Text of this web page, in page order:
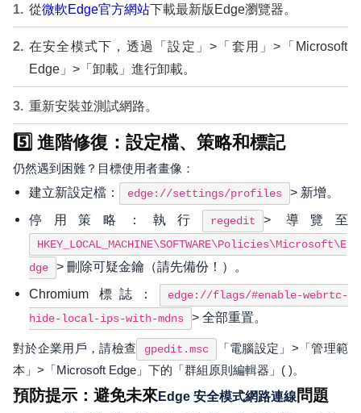
從微軟Edge官方網站下載最新版Edge瀏覽器。
在安全模式下，透過「設定」>「套用」>「Microsoft
Edge」>「卸載」進行卸載。
重新安裝並測試網路。
5️⃣ 進階修復：設定檔、策略和標記
仍然遇到困難？目標使用者畫像：
建立新設定檔： edge://settings/profiles
> 新增。
停用策略：執行
regedit > 導覽至
HKEY_LOCAL_MACHINE\SOFTWARE\Policies\Microsoft\E
dge
> 刪除可疑金鑰（請先備份！）。
Chromium 標誌：
edge://flags/#enable-webrtc-
hide-local-ips-with-mdns
> 全部重置。
對於企業用戶，請檢查 gpedit.msc
「電腦設定」>「管理範
本」>「Microsoft Edge」下的「群組原則編輯器」( )。
預防提示：避免未來Edge 安全模式網路連線問題